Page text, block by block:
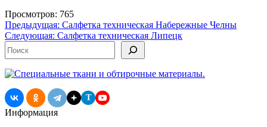
Просмотров: 765
Навигация
по
записям
Предыдущая: Салфетка техническая Набережные Челны
Следующая: Салфетка техническая Липецк
Поиск
T
Информация